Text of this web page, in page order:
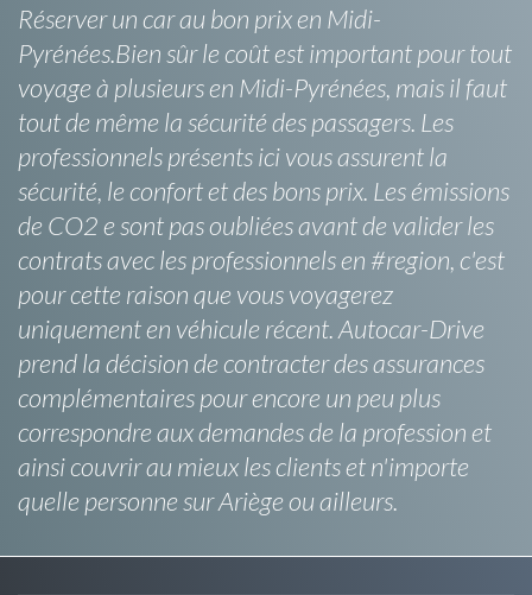
Réserver un car au bon prix en Midi-
Pyrénées.Bien sûr le coût est important pour tout
voyage à plusieurs en Midi-Pyrénées, mais il faut
tout de même la sécurité des passagers. Les
professionnels présents ici vous assurent la
sécurité, le confort et des bons prix. Les émissions
de CO2 e sont pas oubliées avant de valider les
contrats avec les professionnels en #region, c'est
pour cette raison que vous voyagerez
uniquement en véhicule récent. Autocar-Drive
prend la décision de contracter des assurances
complémentaires pour encore un peu plus
correspondre aux demandes de la profession et
ainsi couvrir au mieux les clients et n'importe
quelle personne sur Ariège ou ailleurs.